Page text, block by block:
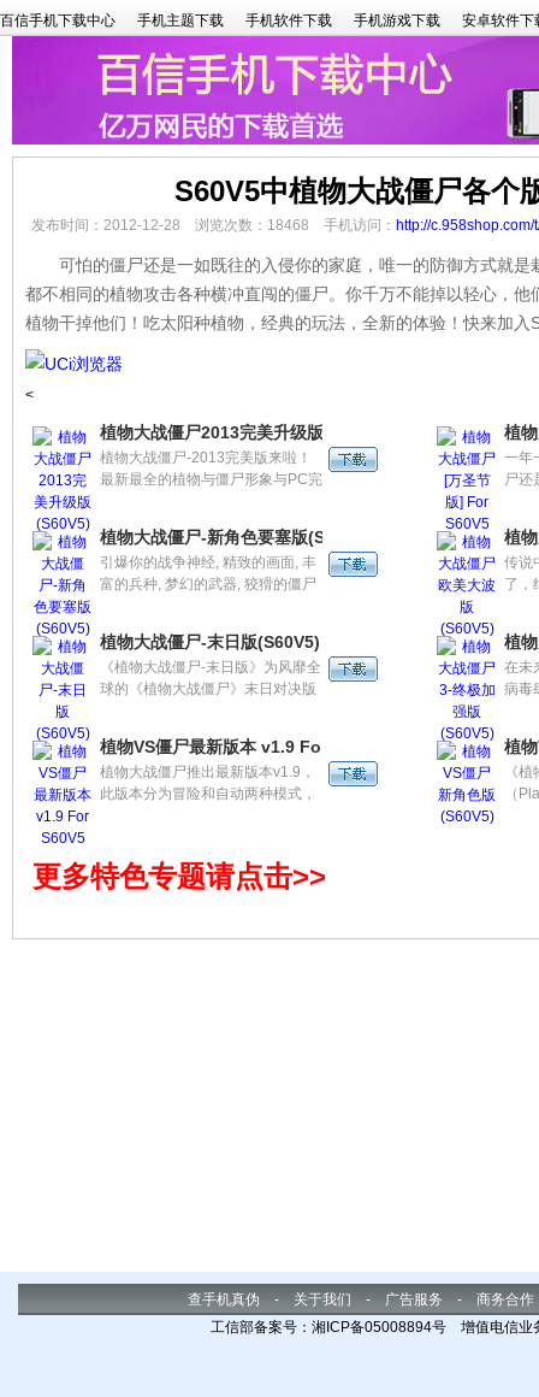
百信手机下载中心 手机主题下载 手机软件下载 手机游戏下载 安卓软件下
S60V5中植物大战僵尸各个
发布时间：2012-12-28 浏览次数：18468 手机访问： http://c.958shop.com/
可怕的僵尸还是一如既往的入侵你的家庭，唯一的防御方式就是
都不相同的植物攻击各种横冲直闯的僵尸。你千万不能掉以轻心，
植物干掉他们！吃太阳种植物，经典的玩法，全新的体验！快来加入
<
植物大战僵尸2013完美升级版(S60V5)
植物大战僵尸-2013完美版来啦！
最新最全的植物与僵尸形象与PC完
子吧！
植
一年
尸还
来浓
入万
植物大战僵尸-新角色要塞版(S60V5)
引爆你的战争神经, 精致的画面, 丰
富的兵种, 梦幻的武器, 狡猾的僵尸
是嗜血的僵尸，作为最后幸存的雇
佣部队的指挥官，你的基地是最后
的要塞，大批的僵尸已经逼近了，
们!
植
传说
了，
痛快
植物大战僵尸-末日版(S60V5)
《植物大战僵尸-末日版》为风靡全
球的《植物大战僵尸》末日对决版
植各种植物完成防御体系，与即将
到来的僵尸大军进行最终的对决！
植
在未
病毒
争。
植物VS僵尸最新版本 v1.9 For S60V5
植物大战僵尸推出最新版本v1.9，
此版本分为冒险和自动两种模式，
更耐人寻味。赶快用你的智慧去探
索和战胜僵尸们的秘密吧!
植
《
（
更多特色专题请点击>>
查手机真伪 - 关于我们 - 广告服务 - 商务合作
工信部备案号：湘ICP备05008894号 增值电信